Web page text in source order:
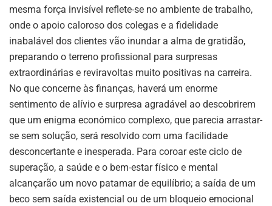
mesma força invisível reflete-se no ambiente de trabalho,
onde o apoio caloroso dos colegas e a fidelidade
inabalável dos clientes vão inundar a alma de gratidão,
preparando o terreno profissional para surpresas
extraordinárias e reviravoltas muito positivas na carreira.
No que concerne às finanças, haverá um enorme
sentimento de alívio e surpresa agradável ao descobrirem
que um enigma económico complexo, que parecia arrastar-
se sem solução, será resolvido com uma facilidade
desconcertante e inesperada. Para coroar este ciclo de
superação, a saúde e o bem-estar físico e mental
alcançarão um novo patamar de equilíbrio; a saída de um
beco sem saída existencial ou de um bloqueio emocional